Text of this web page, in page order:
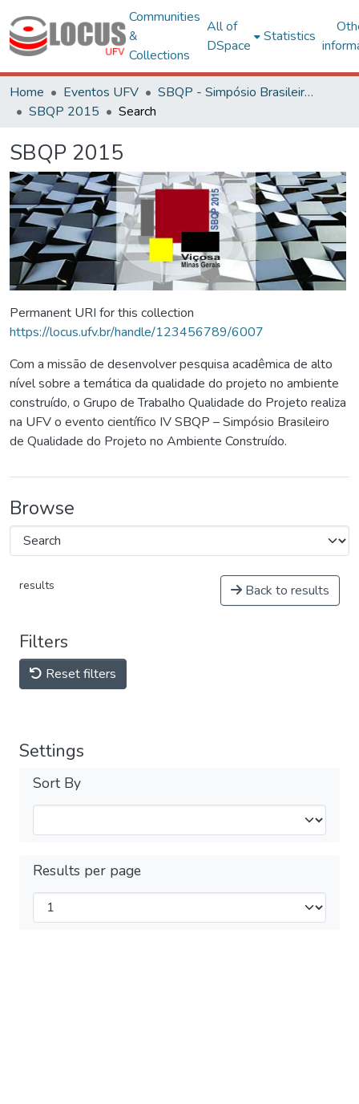
Communities
&
Collections
All of
DSpace
Statistics
Home Eventos UFV
SBQP - Simpósio Brasileiro de Qualidade do Projeto no Ambiente Construído
SBQP 2015
Search
SBQP 2015
Permanent URI for this collection
https://locus.ufv.br/handle/123456789/6007
Com a missão de desenvolver pesquisa acadêmica de alto
nível sobre a temática da qualidade do projeto no ambiente
construído, o Grupo de Trabalho Qualidade do Projeto realiza
na UFV o evento científico IV SBQP – Simpósio Brasileiro
de Qualidade do Projeto no Ambiente Construído.
Browse
results Back to results
Filters
Reset filters
Settings
Sort By
Results per page